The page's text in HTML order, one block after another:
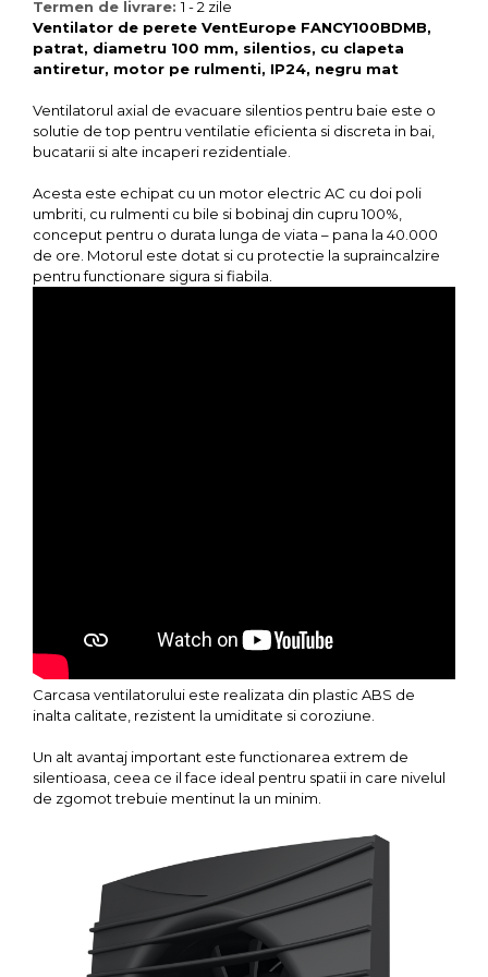
Termen de livrare:1 - 2 zile
Ventilator de perete VentEurope FANCY100BDMB,
patrat, diametru 100 mm, silentios, cu clapeta
antiretur, motor pe rulmenti, IP24, negru mat
Ventilatorul axial de evacuare silentios pentru baie este o
solutie de top pentru ventilatie eficienta si discreta in bai,
bucatarii si alte incaperi rezidentiale.
Acesta este echipat cu un motor electric AC cu doi poli
umbriti, cu rulmenti cu bile si bobinaj din cupru 100%,
conceput pentru o durata lunga de viata – pana la 40.000
de ore. Motorul este dotat si cu protectie la supraincalzire
pentru functionare sigura si fiabila.
Carcasa ventilatorului este realizata din plastic ABS de
inalta calitate, rezistent la umiditate si coroziune.
Un alt avantaj important este functionarea extrem de
silentioasa, ceea ce il face ideal pentru spatii in care nivelul
de zgomot trebuie mentinut la un minim.